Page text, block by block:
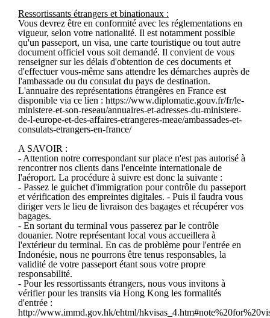
Ressortissants étrangers et binationaux :
Vous devrez être en conformité avec les réglementations en
vigueur, selon votre nationalité. Il est notamment possible
qu'un passeport, un visa, une carte touristique ou tout autre
document officiel vous soit demandé. Il convient de vous
renseigner sur les délais d'obtention de ces documents et
d'effectuer vous-même sans attendre les démarches auprès de
l'ambassade ou du consulat du pays de destination.
L'annuaire des représentations étrangères en France est
disponible via ce lien : https://www.diplomatie.gouv.fr/fr/le-
ministere-et-son-reseau/annuaires-et-adresses-du-ministere-
de-l-europe-et-des-affaires-etrangeres-meae/ambassades-et-
consulats-etrangers-en-france/
A SAVOIR :
- Attention notre correspondant sur place n'est pas autorisé à
rencontrer nos clients dans l'enceinte internationale de
l'aéroport. La procédure à suivre est donc la suivante :
- Passez le guichet d'immigration pour contrôle du passeport
et vérification des empreintes digitales. - Puis il faudra vous
diriger vers le lieu de livraison des bagages et récupérer vos
bagages.
- En sortant du terminal vous passerez par le contrôle
douanier. Notre représentant local vous accueillera à
l'extérieur du terminal. En cas de problème pour l'entrée en
Indonésie, nous ne pourrons être tenus responsables, la
validité de votre passeport étant sous votre propre
responsabilité.
- Pour les ressortissants étrangers, nous vous invitons à
vérifier pour les transits via Hong Kong les formalités
d'entrée :
http://www.immd.gov.hk/ehtml/